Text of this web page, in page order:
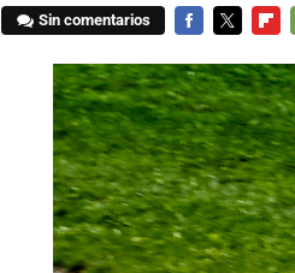
Sin comentarios